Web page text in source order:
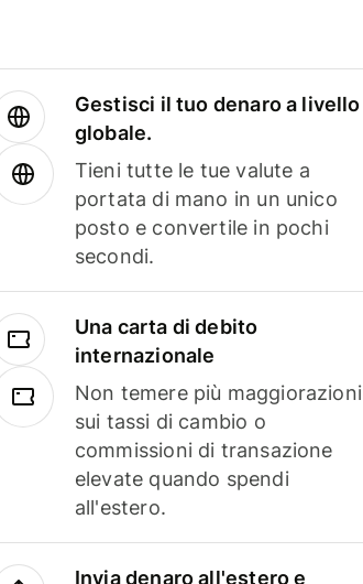
Gestisci il tuo denaro a livello
globale.
Tieni tutte le tue valute a
portata di mano in un unico
posto e convertile in pochi
secondi.
Una carta di debito
internazionale
Non temere più maggiorazioni
sui tassi di cambio o
commissioni di transazione
elevate quando spendi
all'estero.
Invia denaro all'estero e